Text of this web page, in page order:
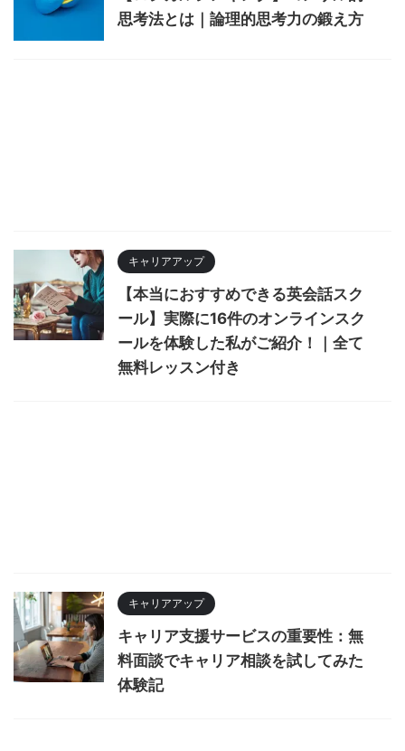
思考法とは｜論理的思考力の鍛え方
キャリアアップ
【本当におすすめできる英会話スク
ール】実際に16件のオンラインスク
ールを体験した私がご紹介！｜全て
無料レッスン付き
キャリアアップ
キャリア支援サービスの重要性：無
料面談でキャリア相談を試してみた
体験記